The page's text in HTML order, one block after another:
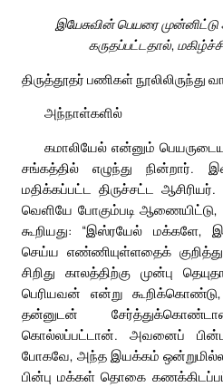
இயேசுவின் பெயரை
கருதப்பட்டதால்,
திருத்தூதர் பணிகள் நூலிலிருந்து
அந்நாள்களில்
கமாலியேல் என்னும்
சங்கத்தில் எழுந்து
மதிக்கப்பட்ட திருச்சட்ட ஆசிரியர்.
வெளியே போகும்படி
கூறியது: “இஸ்ரயேல் மக்களே,
செய்ய எண்ணியுள்ளதைக்
சிறிது காலத்திற்கு முன்பு
பெரியவன் என்று
தன்னுடன்
கொல்லப்பட்டான். அவனைப்
போகவே, அந்த இயக்கம்
பின்பு மக்கள் தொகை